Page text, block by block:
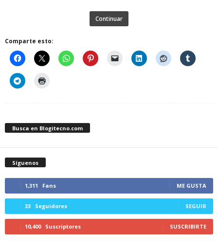
Continuar
Comparte esto:
Busca en Blogitecno.com
Síguenos
1,311 Fans ME GUSTA
33 Seguidores SEGUIR
10,400 Suscriptores SUSCRIBIRTE